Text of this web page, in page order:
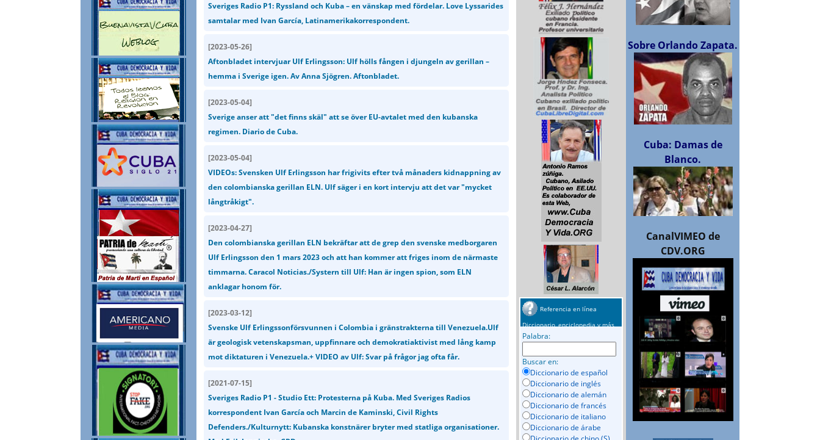
Sveriges Radio P1: Ryssland och Kuba – en vänskap med fördelar. Love Lyssarides
samtalar med Ivan García, Latinamerikakorrespondent.
[2023-05-26]
Aftonbladet intervjuar Ulf Erlingsson: Ulf hölls fången i djungeln av gerillan –
hemma i Sverige igen. Av Anna Sjögren. Aftonbladet.
[2023-05-04]
Sverige anser att "det finns skäl" att se över EU-avtalet med den kubanska
regimen. Diario de Cuba.
[2023-05-04]
VIDEOs: Svensken Ulf Erlingsson har frigivits efter två månaders kidnappning av
den colombianska gerillan ELN. Ulf säger i en kort intervju att det var "mycket
långtråkigt".
[2023-04-27]
Den colombianska gerillan ELN bekräftar att de grep den svenske medborgaren
Ulf Erlingsson den 1 mars 2023 och att han kommer att friges inom de närmaste
timmarna. Caracol Noticias./Systern till Ulf: Han är ingen spion, som ELN
anklagar honom för.
[2023-03-12]
Svenske Ulf Erlingssonförsvunnen i Colombia i gränstrakterna till Venezuela.Ulf
är geologisk vetenskapsman, uppfinnare och demokratiaktivist med lång kamp
mot diktaturen i Venezuela.+ VIDEO av Ulf: Svar på frågor jag ofta får.
[2021-07-15]
Sveriges Radio P1 - Studio Ett: Protesterna på Kuba. Med Sveriges Radios
korrespondent Ivan García och Marcin de Kaminski, Civil Rights
Defenders./Kulturnytt: Kubanska konstnärer bryter med statliga organisationer.
Referencia en línea
Diccionario, enciclopedia y más
Palabra:
Buscar en:
Diccionario de español
Diccionario de inglés
Diccionario de alemán
Diccionario de francés
Diccionario de italiano
Diccionario de árabe
Sobre Orlando Zapata.
Cuba: Damas de
Blanco.
CanalVIMEO de
CDV.ORG